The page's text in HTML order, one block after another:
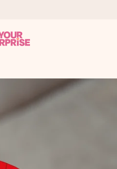
perfecto, cuando más importa.